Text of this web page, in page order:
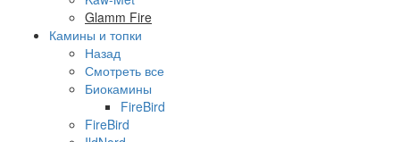
Glamm Fire
Камины и топки
Назад
Смотреть все
Биокамины
FireBird
FireBird